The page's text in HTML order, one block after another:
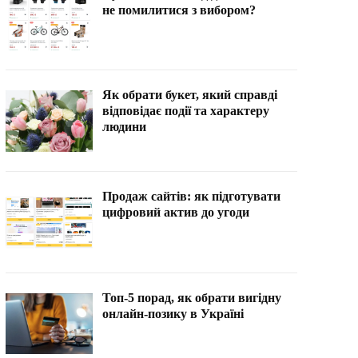
не помилитися з вибором?
Як обрати букет, який справді
відповідає події та характеру
людини
Продаж сайтів: як підготувати
цифровий актив до угоди
Топ-5 порад, як обрати вигідну
онлайн-позику в Україні